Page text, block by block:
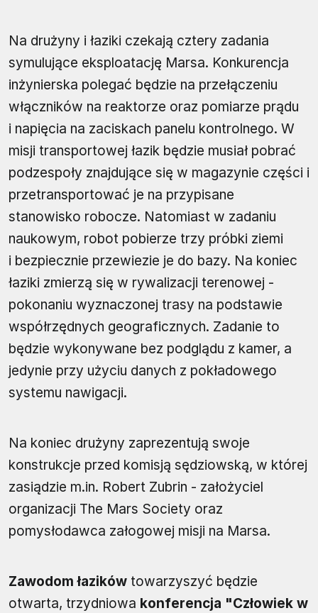
Na drużyny i łaziki czekają cztery zadania
symulujące eksploatację Marsa. Konkurencja
inżynierska polegać będzie na przełączeniu
włączników na reaktorze oraz pomiarze prądu
i napięcia na zaciskach panelu kontrolnego. W
misji transportowej łazik będzie musiał pobrać
podzespoły znajdujące się w magazynie części i
przetransportować je na przypisane
stanowisko robocze. Natomiast w zadaniu
naukowym, robot pobierze trzy próbki ziemi
i bezpiecznie przewiezie je do bazy. Na koniec
łaziki zmierzą się w rywalizacji terenowej -
pokonaniu wyznaczonej trasy na podstawie
współrzędnych geograficznych. Zadanie to
będzie wykonywane bez podglądu z kamer, a
jedynie przy użyciu danych z pokładowego
systemu nawigacji.
Na koniec drużyny zaprezentują swoje
konstrukcje przed komisją sędziowską, w której
zasiądzie m.in. Robert Zubrin - założyciel
organizacji The Mars Society oraz
pomysłodawca załogowej misji na Marsa.
Zawodom łazików towarzyszyć będzie
otwarta, trzydniowa konferencja "Człowiek w